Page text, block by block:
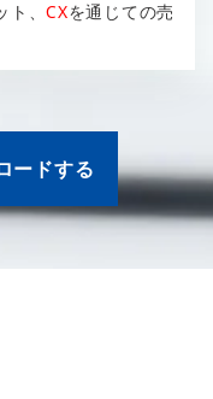
ト、CXを通じての売
ードする